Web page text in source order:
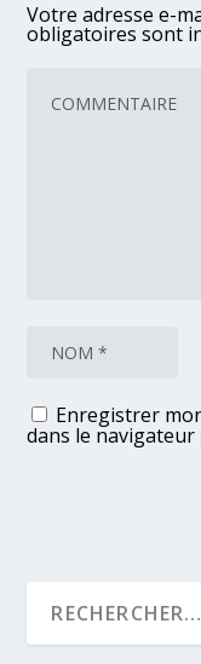
Votre adresse e-
obligatoires sont
Enregistrer
dans le